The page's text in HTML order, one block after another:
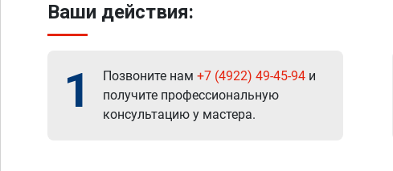
Ваши действия:
1 Позвоните нам +7 (4922) 49-45-94 и
получите профессиональную
консультацию у мастера.